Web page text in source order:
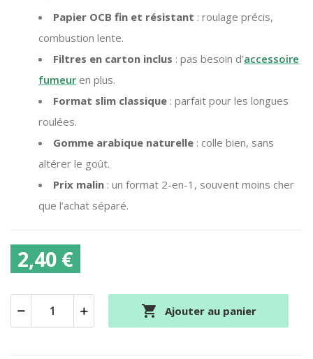
Papier OCB fin et résistant : roulage précis,
combustion lente.
Filtres en carton inclus : pas besoin d’accessoire
fumeur en plus.
Format slim classique : parfait pour les longues
roulées.
Gomme arabique naturelle : colle bien, sans
altérer le goût.
Prix malin : un format 2-en-1, souvent moins cher
que l’achat séparé.
2,40 €
 Ajouter au panier